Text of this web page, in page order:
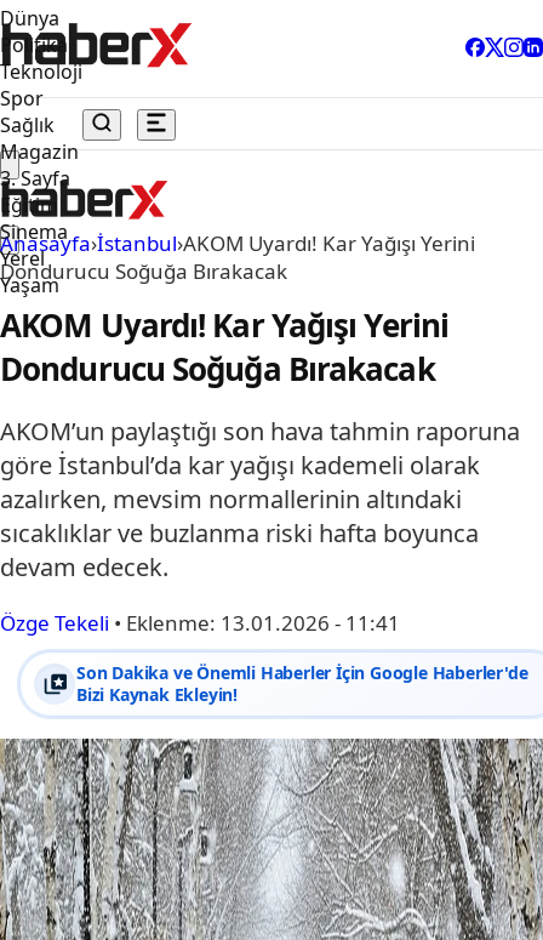
Dünya
Politika
Teknoloji
Spor
Sağlık
Magazin
3. Sayfa
Eğitim
Sinema
Yerel
Yaşam
Anasayfa›İstanbul›AKOM Uyardı! Kar Yağışı Yerini
Dondurucu Soğuğa Bırakacak
AKOM Uyardı! Kar Yağışı Yerini
Dondurucu Soğuğa Bırakacak
AKOM’un paylaştığı son hava tahmin raporuna
göre İstanbul’da kar yağışı kademeli olarak
azalırken, mevsim normallerinin altındaki
sıcaklıklar ve buzlanma riski hafta boyunca
devam edecek.
Özge Tekeli • Eklenme: 13.01.2026 - 11:41
Son Dakika ve Önemli Haberler İçin Google Haberler'de
Bizi Kaynak Ekleyin!